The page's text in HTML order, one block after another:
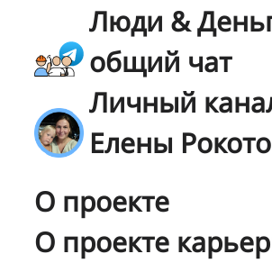
Люди &
общий чат
Личный
Елены
О проекте
О проекте